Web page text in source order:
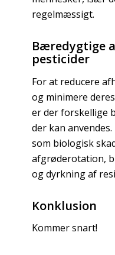
regelmæssigt.
Bæredygtige
pesticider
For at reducere
og minimere
er der forskellige
der kan
som biologisk
afgrøderotation,
og dyrkning af
Konklusion
Kommer snart!